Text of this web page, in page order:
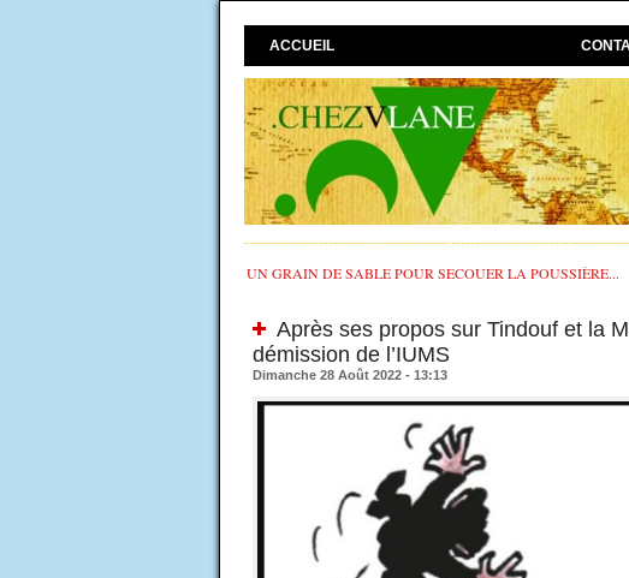
ACCUEIL
UN GRAIN DE SABLE POUR SECOUER LA POUSSIÈRE...
Après ses propos sur Tindouf et la
démission de l’IUMS
Dimanche 28 Août 2022 - 13:13